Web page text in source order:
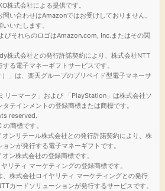
株式会社による提供です。
い合わせはAmazonではお受けしておりません。
いたします。
それらのロゴはAmazon.com, Inc.またはその関
株式会社との発行許諾契約により、株式会社NTT
る電子マネーギフトサービスです。
）」は、楽天グループのプリペイド型電子マネーサ
リーマーク」および 「PlayStation」は株式会社ソ
テインメントの登録商標または商標です。
reserved.
商標です。
オンリテール株式会社との発行許諾契約により、株
ンが発行する電子マネーギフトです。
ン株式会社の登録商標です。
リティ マーケティングの登録商標です。
、株式会社ロイヤリティ マーケティングとの発行
カードソリューションが発行するサービスです。